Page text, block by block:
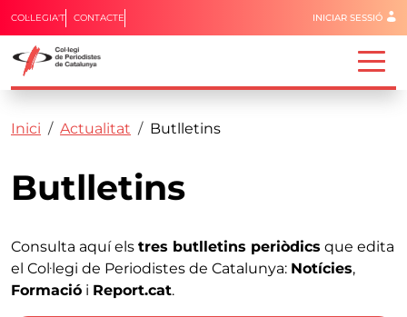
Vés al contingut
Capçalera
COL·LEGIA'T CONTACTE Menú del
INICIAR SESSIÓ
Fil d'ariadna
Inici Actualitat Butlletins
Butlletins
Consulta aquí els tres butlletins periòdics que edita
el Col·legi de Periodistes de Catalunya: Notícies,
Formació i Report.cat.